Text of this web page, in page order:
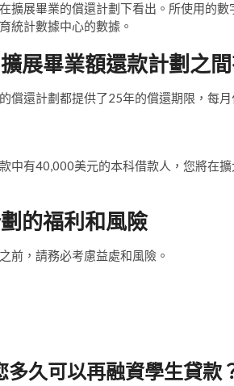
擴展畢業的償還計劃下看出。所使用的
統計數據中心的數據。
展畢業額還款計劃之
償還計劃都提供了25年的償還期限，每月
中有40,000美元的本科借款人，您將在
的福利和風險
前，請務必考慮益處和風險。
久可以再融資學生貸款